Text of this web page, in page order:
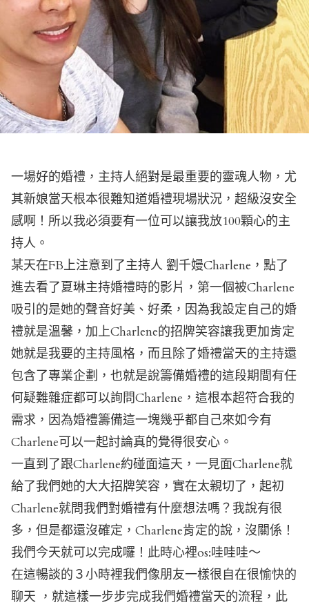
一場好的婚禮，主持人絕對是最重要的靈魂人物，尤
其新娘當天根本很難知道婚禮現場狀況，超級沒安全
感啊！所以我必須要有一位可以讓我放100顆心的主
持人。
某天在FB上注意到了主持人 劉千嫚Charlene，點了
進去看了夏琳主持婚禮時的影片，第一個被Charlene
吸引的是她的聲音好美、好柔，因為我設定自己的婚
禮就是溫馨，加上Charlene的招牌笑容讓我更加肯定
她就是我要的主持風格，而且除了婚禮當天的主持還
包含了專業企劃，也就是說籌備婚禮的這段期間有任
何疑難雜症都可以詢問Charlene，這根本超符合我的
需求，因為婚禮籌備這一塊幾乎都自己來如今有
Charlene可以一起討論真的覺得很安心。
一直到了跟Charlene約碰面這天，一見面Charlene就
給了我們她的大大招牌笑容，實在太親切了，起初
Charlene就問我們對婚禮有什麼想法嗎？我說有很
多，但是都還沒確定，Charlene肯定的說，沒關係！
我們今天就可以完成囉！此時心裡os:哇哇哇～
在這暢談的３小時裡我們像朋友一樣很自在很愉快的
聊天 ，就這樣一步步完成我們婚禮當天的流程，此